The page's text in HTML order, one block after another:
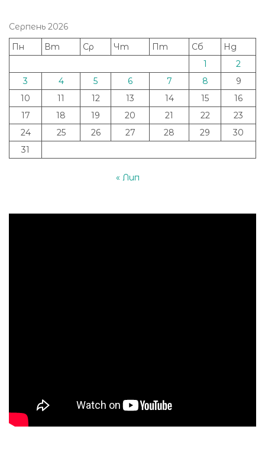
Серпень 2026
Пн
Вт Ср Чт Пт Сб
Нд
1
2
3
4 5 6 7 8
9
10
11 12 13 14 15
16
17
18 19 20 21 22
23
24
25 26 27 28 29
30
31
« Лип